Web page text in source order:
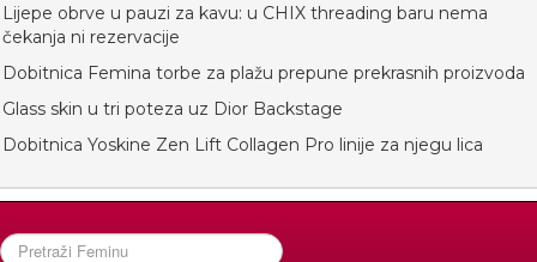
Lijepe obrve u pauzi za kavu: u CHIX threading baru nema
čekanja ni rezervacije
Dobitnica Femina torbe za plažu prepune prekrasnih proizvoda
Glass skin u tri poteza uz Dior Backstage
Dobitnica Yoskine Zen Lift Collagen Pro linije za njegu lica